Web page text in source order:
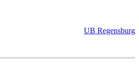
UB Regensburg